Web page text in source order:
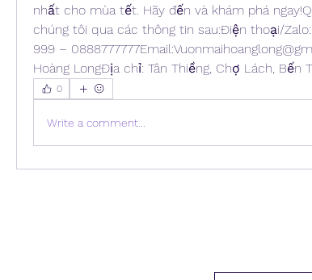
nhất cho mùa tết. Hãy đến và khám phá
chúng tôi qua các thông tin sau:Điện thoại/
999 –
Hoàng LongĐịa chỉ: Tân Thiềng, Chợ Lách, Bến
0
Write a comment...